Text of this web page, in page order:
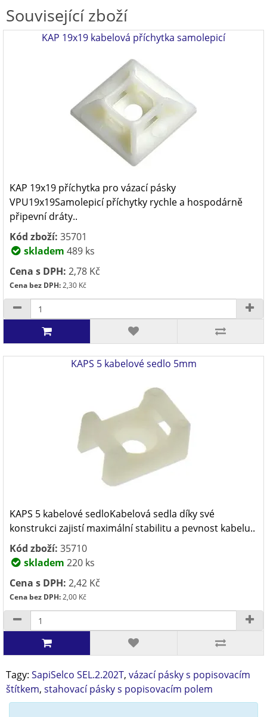
Související zboží
KAP 19x19 kabelová příchytka samolepicí
KAP 19x19 příchytka pro vázací pásky
VPU19x19Samolepicí příchytky rychle a hospodárně
připevní dráty..
Kód zboží: 35701
skladem 489 ks
Cena s DPH: 2,78 Kč
Cena bez DPH:2,30 Kč
KAPS 5 kabelové sedlo 5mm
KAPS 5 kabelové sedloKabelová sedla díky své
konstrukci zajistí maximální stabilitu a pevnost kabelu..
Kód zboží: 35710
skladem 220 ks
Cena s DPH: 2,42 Kč
Cena bez DPH:2,00 Kč
Tagy: SapiSelco SEL.2.202T, vázací pásky s popisovacím
štítkem, stahovací pásky s popisovacím polem